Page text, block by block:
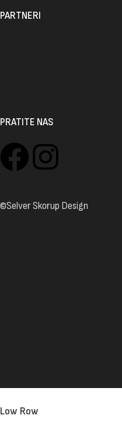
PARTNERI
PRATITE NAS
©Selver Skorup Design
Low Row